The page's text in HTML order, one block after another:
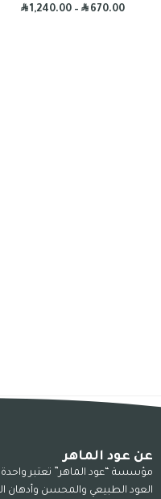
R670.00
–
R1,240.00
عن عود الماهر
مؤسسة “عود الماهر” تعتبر
العود الطبيعي والمحسن وأدهان